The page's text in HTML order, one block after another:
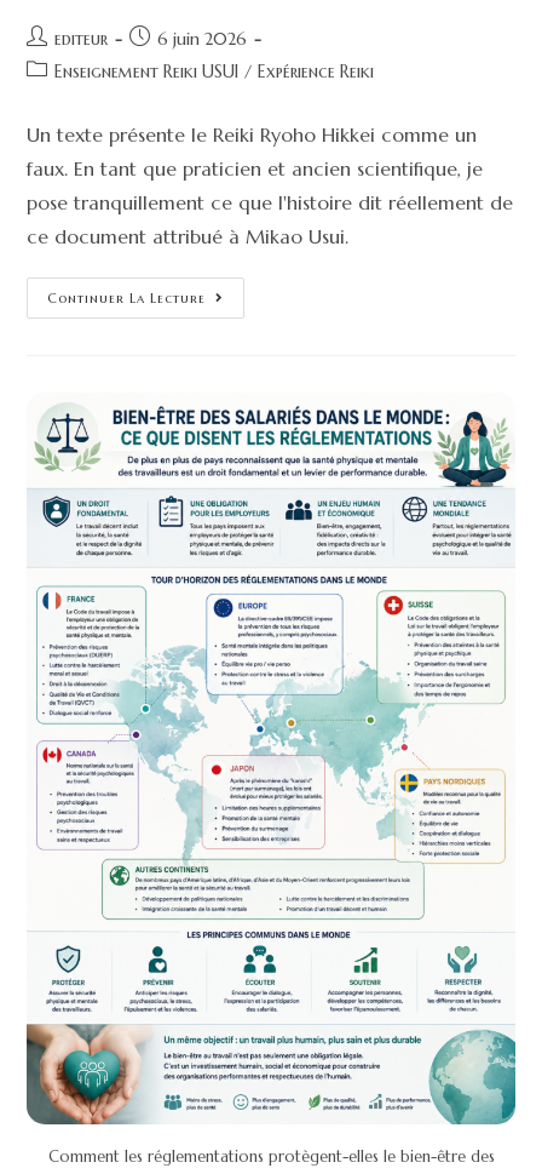
editeur
6 juin 2026
Enseignement Reiki USUI / Expérience Reiki
Un texte présente le Reiki Ryoho Hikkei comme un
faux. En tant que praticien et ancien scientifique, je
pose tranquillement ce que l'histoire dit réellement de
ce document attribué à Mikao Usui.
Continuer La Lecture
Comment les réglementations protègent-elles le bien-être des